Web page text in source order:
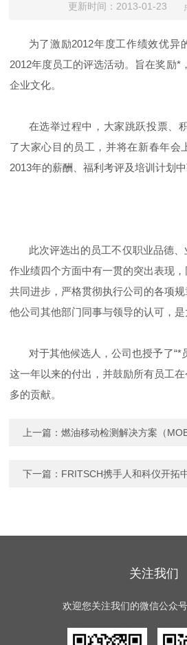
更新时间：2013-01-23
为了激励2012年度工作绩效优异
2012年度员工的评选活动。旨在奖励*
企业文化。
在选举过程中，大家跳跃投票、
了大家心目的员工，并将在新春年会
2013年的薪酬、福利考评及培训计划中
此次评选出的员工不仅职业品德
作业绩四个方面中有一贯的突出表现
共同进步，严格贯彻执行公司的各项
他公司其他部门同事与领导的认可，是
对于其他候选人，公司也授予了“*
这一年以来的付出，并鼓励所有员工
多的贡献。
上一篇：燃油移动检测解决方案（
下一篇： FRITSCH携手人和科仪开拓
关注我们
欢迎您关注我们的微信公众